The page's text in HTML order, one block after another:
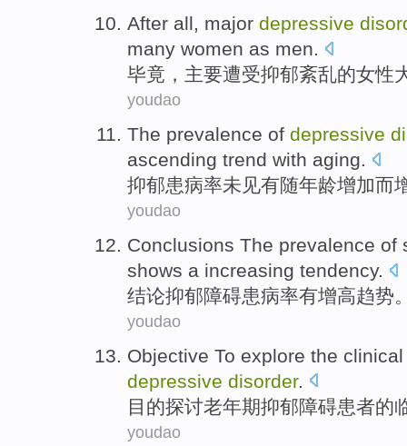
After all, major depressive
many women as men.
毕竟 ， 主要遭受抑郁紊乱的女性
youdao
The prevalence of depressive
ascending trend with aging.
抑郁患病率未 见有随年龄增加而
youdao
Conclusions The prevalence of
shows a increasing tendency.
结论抑郁障碍患病率有增高趋势
youdao
Objective To explore the clinical
depressive disorder.
目的探讨老年期抑郁障碍患者的
youdao